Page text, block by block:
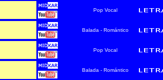
Pop Vocal
Balada - Romántico
Pop Vocal
Balada - Romántico